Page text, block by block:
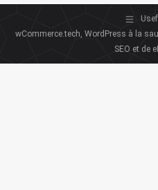
wCommerce.tech, WordPress à la
SEO et de